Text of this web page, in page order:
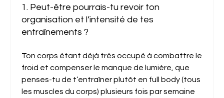
1. Peut-être pourrais-tu revoir ton
organisation et l’intensité de tes
entraînements ?
Ton corps étant déjà très occupé à combattre le
froid et compenser le manque de lumière, que
penses-tu de t’entraîner plutôt en full body (tous
les muscles du corps) plusieurs fois par semaine